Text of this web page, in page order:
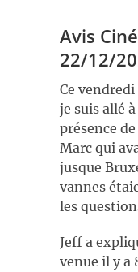
Avis
22/12/
Ce
je suis allé
présence
Marc qui
jusque
vannes
les
Jeff a
venue il y a